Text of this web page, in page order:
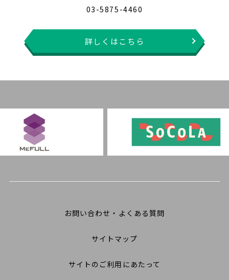
03-5875-4460
詳しくはこちら
お問い合わせ・よくある質問
サイトマップ
サイトのご利用にあたって